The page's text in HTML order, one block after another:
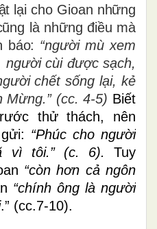
lại cho Gioan những
là những điều mà
báo: “người mù xem
người cùi được sạch,
chết sống lại, kẻ
Mừng.” (cc. 4-5) Biết
thử thách, nên
“Phúc cho người
vì tôi.” (c. 6). Tuy
“còn hơn cả ngôn
“chính ông là người
.” (cc.7-10).